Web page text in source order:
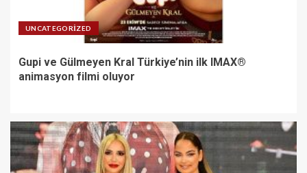
UNCATEGORIZED
Gupi ve Gülmeyen Kral Türkiye’nin ilk IMAX®
animasyon filmi oluyor